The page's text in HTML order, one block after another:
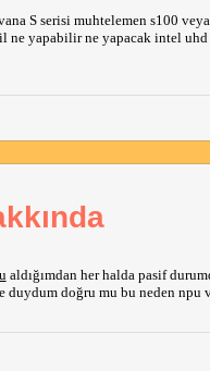
S serisi muhtelemen s100
yapabilir ne yapacak intel
aldığımdan her halda pasif
duydum doğru mu bu neden npu